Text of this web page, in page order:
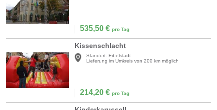
535,50 € pro Tag
Kissenschlacht
Standort: Eibelstadt
Lieferung im Umkreis von 200 km möglich
214,20 € pro Tag